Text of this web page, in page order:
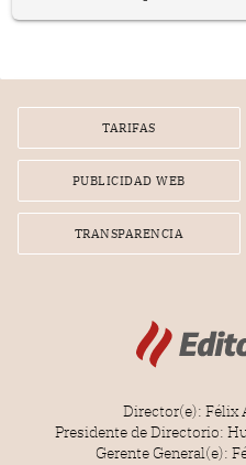
TARIFAS
PUBLICIDAD WEB
TRANSPARENCIA
Director(e): Félix
Presidente de Directorio:
Gerente General(e):